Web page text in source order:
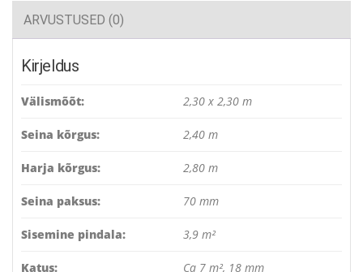
ARVUSTUSED (0)
Kirjeldus
Välismõõt: 2,30 x 2,30 m
Seina kõrgus: 2,40 m
Harja kõrgus: 2,80 m
Seina paksus: 70 mm
Sisemine pindala: 3,9 m²
Katus: Ca 7 m², 18 mm